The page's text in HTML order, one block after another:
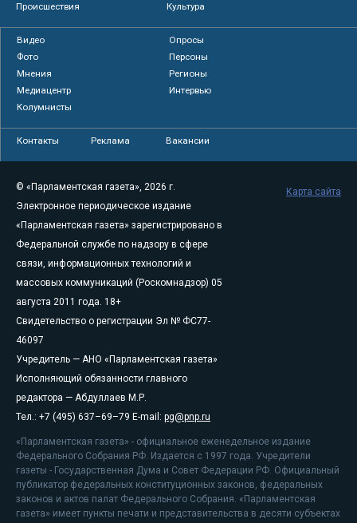
Происшествия
Культура
Видео
Опросы
Фото
Персоны
Мнения
Регионы
Медиацентр
Интервью
Колумнисты
Контакты Реклама Вакансии
© «Парламентская газета», 2026 г.
Электронное периодическое издание
«Парламентская газета» зарегистрировано в
Федеральной службе по надзору в сфере
связи, информационных технологий и
массовых коммуникаций (Роскомнадзор) 05
августа 2011 года. 18+
Свидетельство о регистрации Эл № ФС77-
46097
Учредитель — АНО «Парламентская газета»
Исполняющий обязанности главного
редактора — Абдуллаев М.Р.
Тел.: +7 (495) 637–69–79 E-mail: pg@pnp.ru
«Парламентская газета» - официальное еженедельное издание
Федерального Собрания РФ. Издается с 1997 года. Учредители
газеты - Государственная Дума и Совет Федерации РФ. Официальный
публикатор федеральных конституционных законов, федеральных
законов и актов палат Федерального Собрания. «Парламентская
газета» имеет пункты печати и представительства в десяти субъектах
Карта сайта